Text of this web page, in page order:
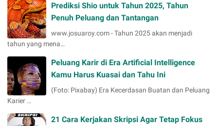
Prediksi Shio untuk Tahun 2025, Tahun
Penuh Peluang dan Tantangan
www.josuaroy.com - Tahun 2025 akan menjadi
tahun yang mena…
Peluang Karir di Era Artificial Intelligence
Kamu Harus Kuasai dan Tahu Ini
(Foto: Pixabay) Era Kecerdasan Buatan dan Peluang
Karier …
21 Cara Kerjakan Skripsi Agar Tetap Fokus